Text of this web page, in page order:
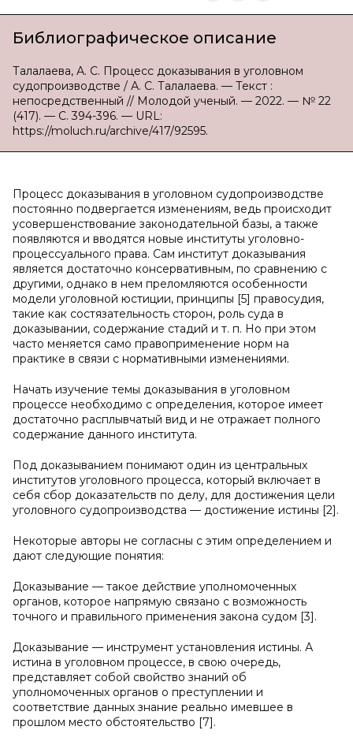
Библиографическое описание
Талалаева, А. С. Процесс доказывания в уголовном
судопроизводстве / А. С. Талалаева. — Текст :
непосредственный // Молодой ученый. — 2022. — № 22
(417). — С. 394-396. — URL:
https://moluch.ru/archive/417/92595.
Процесс доказывания в уголовном судопроизводстве
постоянно подвергается изменениям, ведь происходит
усовершенствование законодательной базы, а также
появляются и вводятся новые институты уголовно-
процессуального права. Сам институт доказывания
является достаточно консервативным, по сравнению с
другими, однако в нем преломляются особенности
модели уголовной юстиции, принципы [5] правосудия,
такие как состязательность сторон, роль суда в
доказывании, содержание стадий и т. п. Но при этом
часто меняется само правоприменение норм на
практике в связи с нормативными изменениями.
Начать изучение темы доказывания в уголовном
процессе необходимо с определения, которое имеет
достаточно расплывчатый вид и не отражает полного
содержание данного института.
Под доказыванием понимают один из центральных
институтов уголовного процесса, который включает в
себя сбор доказательств по делу, для достижения цели
уголовного судопроизводства — достижение истины [2].
Некоторые авторы не согласны с этим определением и
дают следующие понятия:
Доказывание — такое действие уполномоченных
органов, которое напрямую связано с возможность
точного и правильного применения закона судом [3].
Доказывание — инструмент установления истины. А
истина в уголовном процессе, в свою очередь,
представляет собой свойство знаний об
уполномоченных органов о преступлении и
соответствие данных знание реально имевшее в
прошлом место обстоятельство [7].